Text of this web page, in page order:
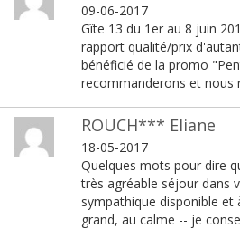
09-06-2017
Gîte 13 du 1er au 8 juin
rapport qualité/prix
bénéficié de la promo
recommanderons et nous
ROUCH*** Eliane
18-05-2017
Quelques mots pour dire
très agréable séjour dans
sympathique disponible
grand, au calme -- je